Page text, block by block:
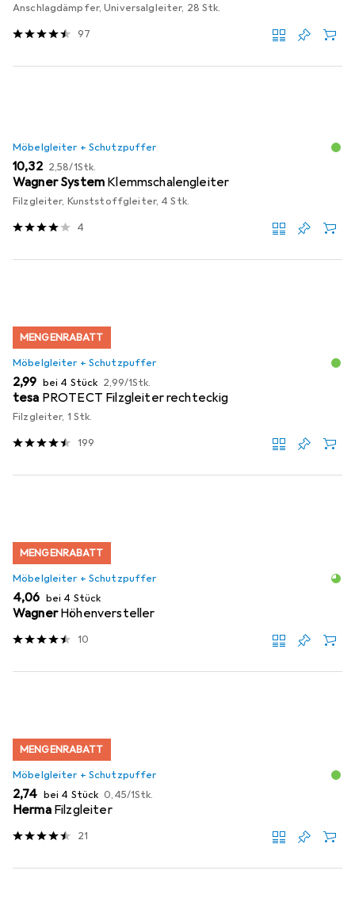
Anschlagdämpfer, Universalgleiter, 28 Stk.
97
Möbelgleiter + Schutzpuffer
EUR
10,32 EUR
2,58/1Stk.
Wagner System Klemmschalengleiter
Filzgleiter, Kunststoffgleiter, 4 Stk.
4
MENGENRABATT
Möbelgleiter + Schutzpuffer
EUR
2,99 bei 4 Stück EUR
2,99/1Stk.
tesa PROTECT Filzgleiter rechteckig
Filzgleiter, 1 Stk.
199
MENGENRABATT
Möbelgleiter + Schutzpuffer
EUR
4,06 bei 4 Stück
Wagner Höhenversteller
10
MENGENRABATT
Möbelgleiter + Schutzpuffer
EUR
2,74 bei 4 Stück EUR
0,45/1Stk.
Herma Filzgleiter
21